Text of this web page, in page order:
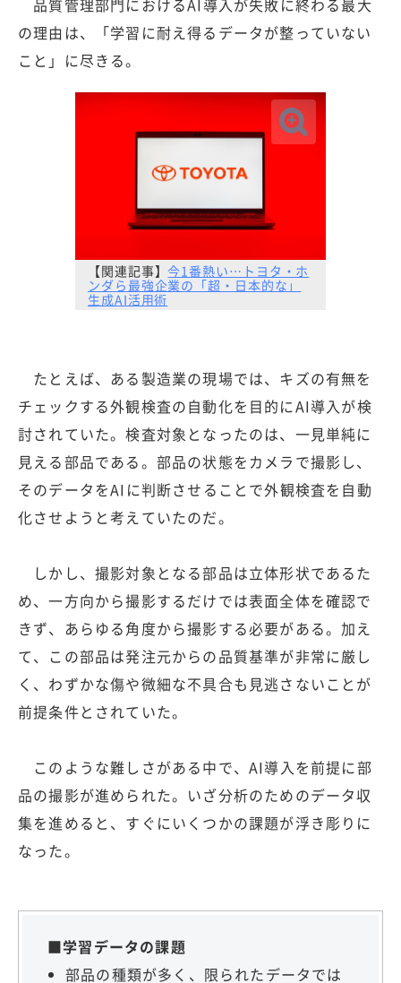
品質管理部門におけるAI導入が失敗に終わる最大
の理由は、「学習に耐え得るデータが整っていない
こと」に尽きる。
【関連記事】今1番熱い…トヨタ・ホ
ンダら最強企業の「超・日本的な」
生成AI活用術
たとえば、ある製造業の現場では、キズの有無を
チェックする外観検査の自動化を目的にAI導入が検
討されていた。検査対象となったのは、一見単純に
見える部品である。部品の状態をカメラで撮影し、
そのデータをAIに判断させることで外観検査を自動
化させようと考えていたのだ。
しかし、撮影対象となる部品は立体形状であるた
め、一方向から撮影するだけでは表面全体を確認で
きず、あらゆる角度から撮影する必要がある。加え
て、この部品は発注元からの品質基準が非常に厳し
く、わずかな傷や微細な不具合も見逃さないことが
前提条件とされていた。
このような難しさがある中で、AI導入を前提に部
品の撮影が進められた。いざ分析のためのデータ収
集を進めると、すぐにいくつかの課題が浮き彫りに
なった。
■学習データの課題
部品の種類が多く、限られたデータでは